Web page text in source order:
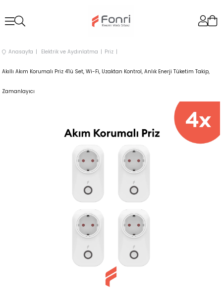
Anasayfa Elektrik ve Aydınlatma Priz
Akıllı Akım Korumalı Priz 4'lü Set, Wi-Fi, Uzaktan Kontrol, Anlık Enerji Tüketim Takip,
Zamanlayıcı